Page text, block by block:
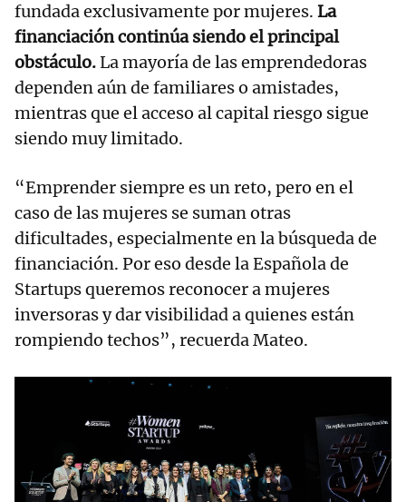
fundada exclusivamente por mujeres. La
financiación continúa siendo el principal
obstáculo.La mayoría de las emprendedoras
dependen aún de familiares o amistades,
mientras que el acceso al capital riesgo sigue
siendo muy limitado.
“Emprender siempre es un reto, pero en el
caso de las mujeres se suman otras
dificultades, especialmente en la búsqueda de
financiación. Por eso desde la Española de
Startups queremos reconocer a mujeres
inversoras y dar visibilidad a quienes están
rompiendo techos”, recuerda Mateo.